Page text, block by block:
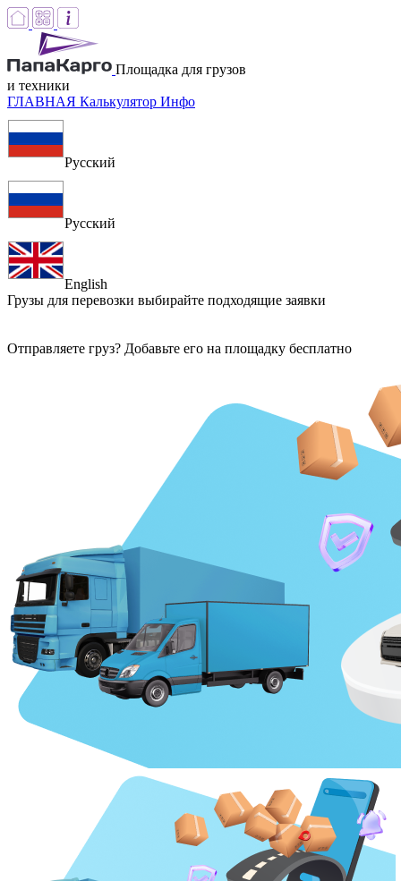
Площадка для грузов
и техники
ГЛАВНАЯ Калькулятор Инфо
Русский
Русский
English
Грузы для перевозки выбирайте подходящие заявки
Отправляете груз? Добавьте его на площадку бесплатно